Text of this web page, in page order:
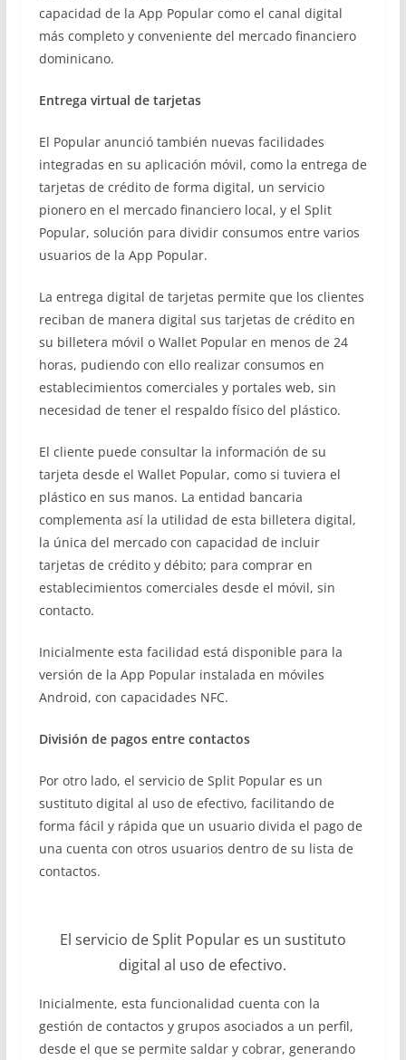
capacidad de la App Popular como el canal digital
más completo y conveniente del mercado financiero
dominicano.
Entrega virtual de tarjetas
El Popular anunció también nuevas facilidades
integradas en su aplicación móvil, como la entrega de
tarjetas de crédito de forma digital, un servicio
pionero en el mercado financiero local, y el Split
Popular, solución para dividir consumos entre varios
usuarios de la App Popular.
La entrega digital de tarjetas permite que los clientes
reciban de manera digital sus tarjetas de crédito en
su billetera móvil o Wallet Popular en menos de 24
horas, pudiendo con ello realizar consumos en
establecimientos comerciales y portales web, sin
necesidad de tener el respaldo físico del plástico.
El cliente puede consultar la información de su
tarjeta desde el Wallet Popular, como si tuviera el
plástico en sus manos. La entidad bancaria
complementa así la utilidad de esta billetera digital,
la única del mercado con capacidad de incluir
tarjetas de crédito y débito; para comprar en
establecimientos comerciales desde el móvil, sin
contacto.
Inicialmente esta facilidad está disponible para la
versión de la App Popular instalada en móviles
Android, con capacidades NFC.
División de pagos entre contactos
Por otro lado, el servicio de Split Popular es un
sustituto digital al uso de efectivo, facilitando de
forma fácil y rápida que un usuario divida el pago de
una cuenta con otros usuarios dentro de su lista de
contactos.
El servicio de Split Popular es un sustituto
digital al uso de efectivo.
Inicialmente, esta funcionalidad cuenta con la
gestión de contactos y grupos asociados a un perfil,
desde el que se permite saldar y cobrar, generando